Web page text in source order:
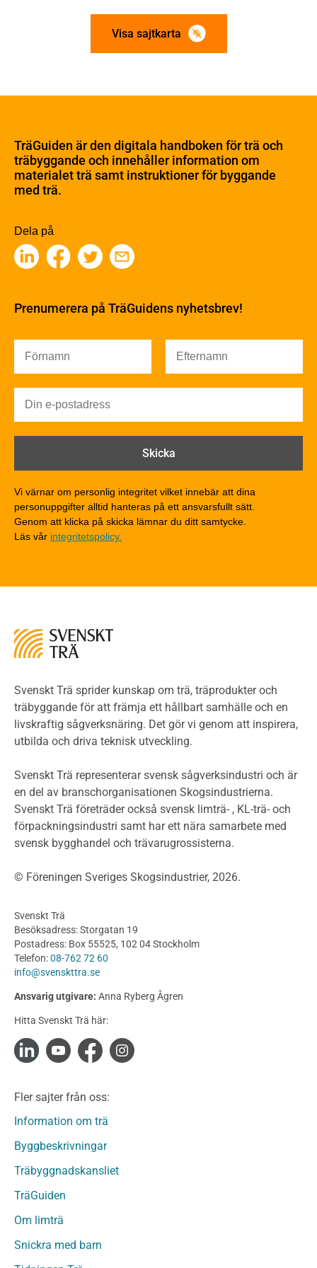
Visa sajtkarta
Skogsbruk
Barrträdets uppbyggnad
Träets egenskaper och kvalitet
Träbaserade produkter
Kemisk behandling
Fakta om Limträ
Värmeisolering och lufttäthet
Ljud
Brandsäkerhet
Brandsäkerhet
Brandförlopp i byggnader
Brandklasser för material och konstruktioner
Detaljlösningar
Träytors brandegenskaper
Tekniska byten med sprinkler
Riskvärdering i flervåningsbostadshus
Miljöeffekter
LCA
Miljödeklarationer och märkning
Termer och förkortningar
Planering
Klimatkalkylator hallar
Projektering av trähus - generellt
Byggsystem
Fasadsystem i skivmaterial
Bullerskärmar och andra utomhuskonstruktioner
Byggnation och utförande
Utförande
Produkter
Konstruktionsvirke
Konstruktionsvirke Behandlat
Konstruktionsvirke Fingerskarvat
Konstruktionsvirke Fingerskarvat Obehandlat
Limträ
Fanerträ
Fanerträ Obehandlat
Träpanel och Utvändig beklädnad Behandlat
Träpanel och utvändig beklädnad Obehandlat
Trägolv
Trägolv Obehandlat
Sågat virke
TräGuiden är den digitala handboken för trä och
träbyggande och innehåller information om
materialet trä samt instruktioner för byggande
med trä.
Dela på
Prenumerera på TräGuidens nyhetsbrev!
Vi värnar om personlig integritet vilket innebär att dina
personuppgifter alltid hanteras på ett ansvarsfullt sätt.
Genom att klicka på skicka lämnar du ditt samtycke.
Läs vår integritetspolicy.
Svenskt Trä sprider kunskap om trä, träprodukter och
träbyggande för att främja ett hållbart samhälle och en
livskraftig sågverksnäring. Det gör vi genom att inspirera,
utbilda och driva teknisk utveckling.
Svenskt Trä representerar svensk sågverksindustri och är
en del av branschorganisationen Skogsindustrierna.
Svenskt Trä företräder också svensk limträ- , KL-trä- och
förpackningsindustri samt har ett nära samarbete med
svensk bygghandel och trävarugrossisterna.
© Föreningen Sveriges Skogsindustrier, 2026.
Svenskt Trä
Besöksadress: Storgatan 19
Postadress: Box 55525, 102 04 Stockholm
Telefon:08-762 72 60
info@svenskttra.se
Ansvarig utgivare: Anna Ryberg Ågren
Hitta Svenskt Trä här:
Fler sajter från oss:
Information om trä
Byggbeskrivningar
Träbyggnadskansliet
TräGuiden
Om limträ
Snickra med barn